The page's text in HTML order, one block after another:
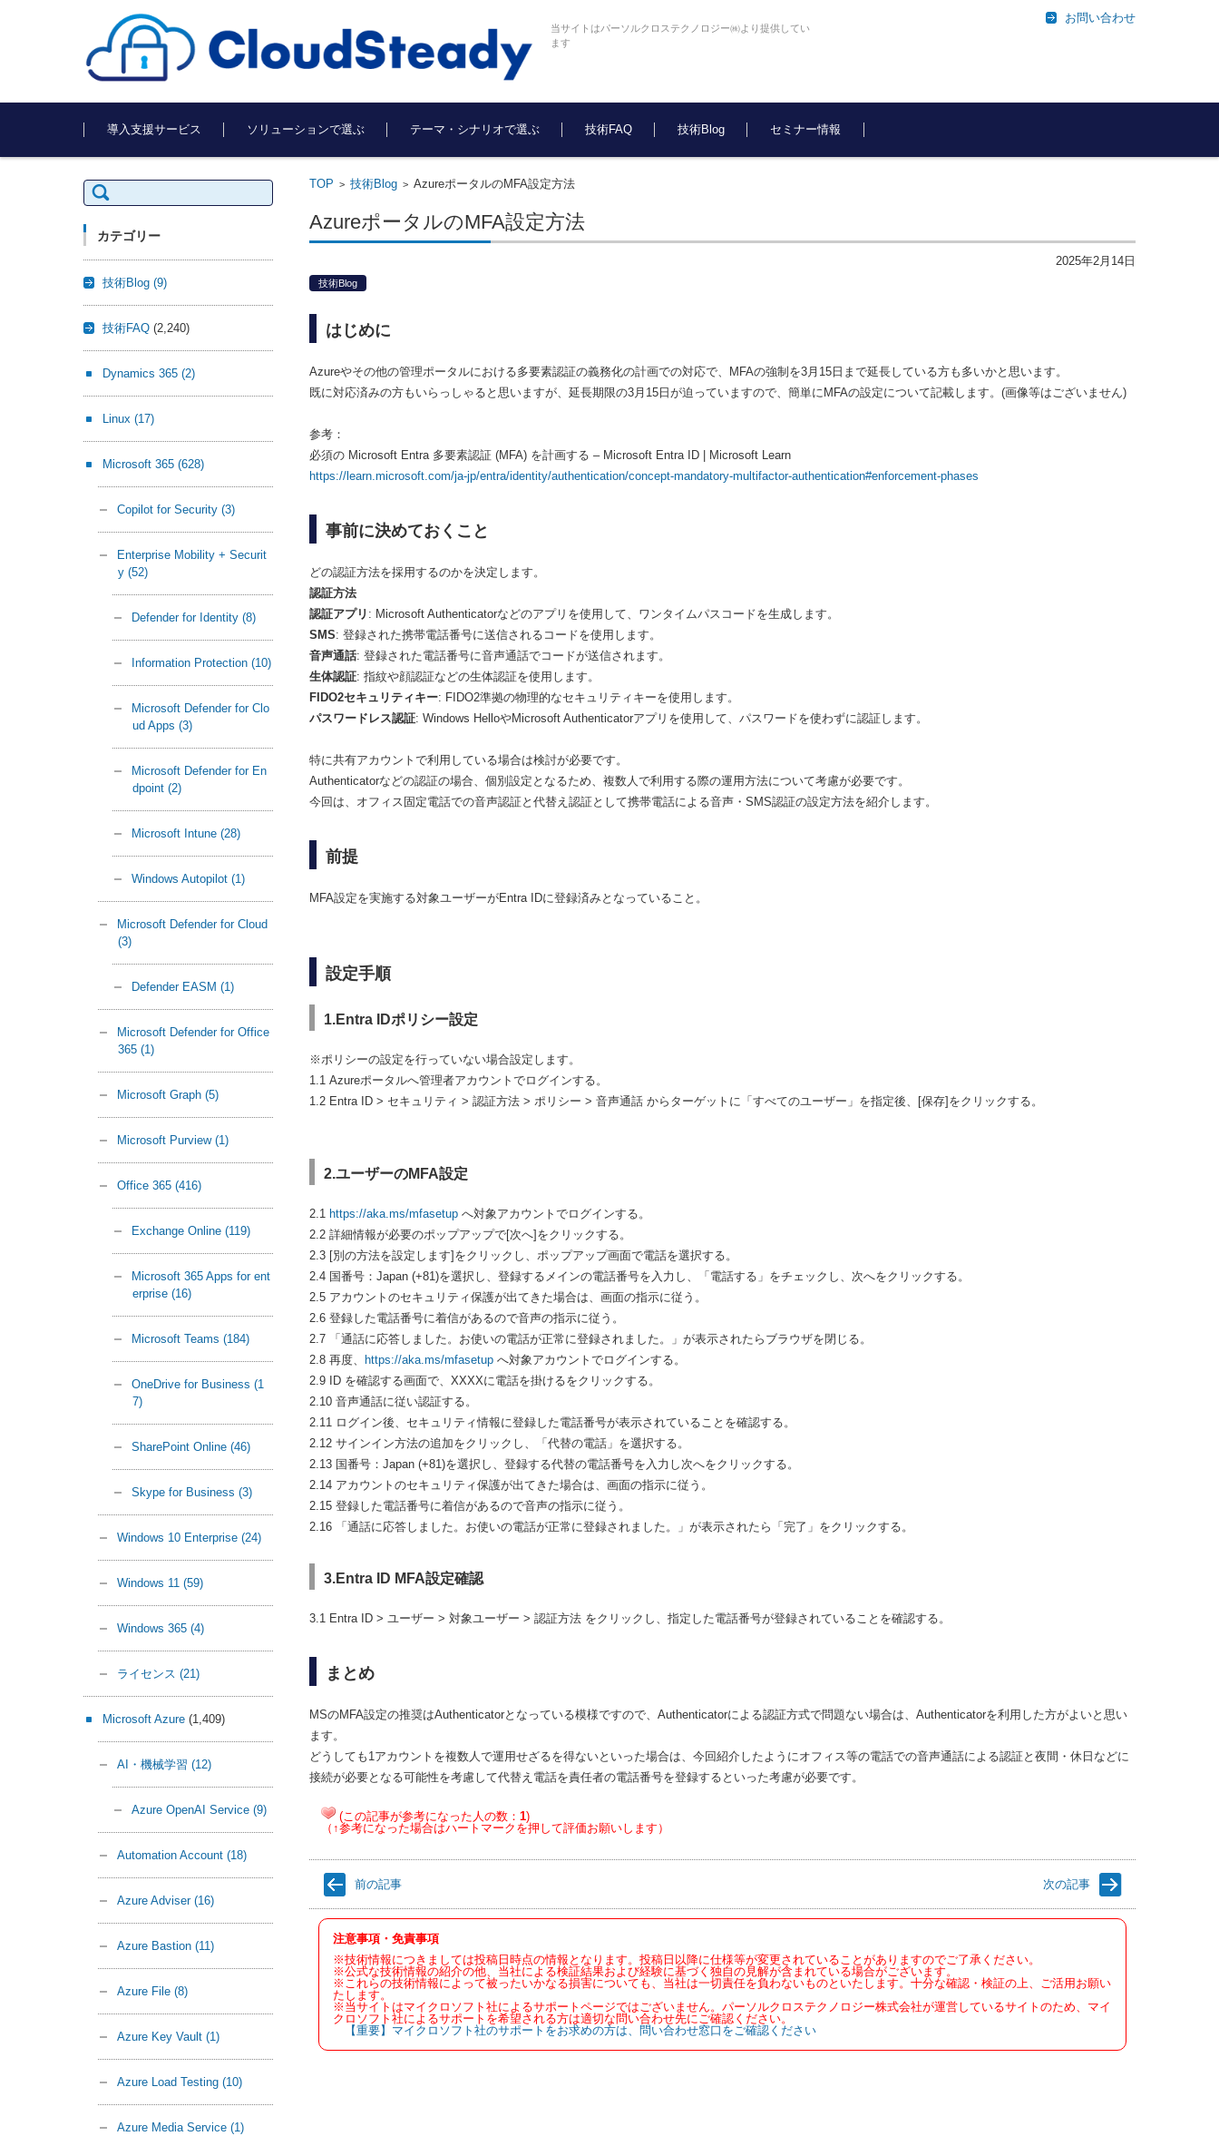
当サイトはパーソルクロステクノロジー㈱より提供してい
ます
お問い合わせ
コンテンツに移動
導入支援サービス
ソリューションで選ぶ テーマ・シナリオで選ぶ 技術FAQ 技術Blog セミナー情報
TOP > 技術Blog> AzureポータルのMFA設定方法
AzureポータルのMFA設定方法
2025年2月14日
技術Blog
はじめに
Azureやその他の管理ポータルにおける多要素認証の義務化の計画での対応で、MFAの強制を3月15日まで延長している方も多いかと思います。
既に対応済みの方もいらっしゃると思いますが、延長期限の3月15日が迫っていますので、簡単にMFAの設定について記載します。(画像等はございません)
参考：
必須の Microsoft Entra 多要素認証 (MFA) を計画する – Microsoft Entra ID | Microsoft Learn
https://learn.microsoft.com/ja-jp/entra/identity/authentication/concept-mandatory-multifactor-authentication#enforcement-phases
事前に決めておくこと
どの認証方法を採用するのかを決定します。
認証方法
認証アプリ : Microsoft Authenticatorなどのアプリを使用して、ワンタイムパスコードを生成します。
SMS: 登録された携帯電話番号に送信されるコードを使用します。
音声通話: 登録された電話番号に音声通話でコードが送信されます。
生体認証: 指紋や顔認証などの生体認証を使用します。
FIDO2セキュリティキー: FIDO2準拠の物理的なセキュリティキーを使用します。
パスワードレス認証: Windows HelloやMicrosoft Authenticatorアプリを使用して、パスワードを使わずに認証します。
特に共有アカウントで利用している場合は検討が必要です。
Authenticatorなどの認証の場合、個別設定となるため、複数人で利用する際の運用方法について考慮が必要です。
今回は、オフィス固定電話での音声認証と代替え認証として携帯電話による音声・SMS認証の設定方法を紹介します。
前提
MFA設定を実施する対象ユーザーがEntra IDに登録済みとなっていること。
設定手順
1.Entra IDポリシー設定
※ポリシーの設定を行っていない場合設定します。
1.1 Azureポータルへ管理者アカウントでログインする。
1.2 Entra ID > セキュリティ > 認証方法 > ポリシー > 音声通話 からターゲットに「すべてのユーザー」を指定後、[保存]をクリックする。
2.ユーザーのMFA設定
2.1 https://aka.ms/mfasetupへ対象アカウントでログインする。
2.2 詳細情報が必要のポップアップで[次へ]をクリックする。
2.3 [別の方法を設定します]をクリックし、ポップアップ画面で電話を選択する。
2.4 国番号：Japan (+81)を選択し、登録するメインの電話番号を入力し、「電話する」をチェックし、次へをクリックする。
2.5 アカウントのセキュリティ保護が出てきた場合は、画面の指示に従う。
2.6 登録した電話番号に着信があるので音声の指示に従う。
2.7 「通話に応答しました。お使いの電話が正常に登録されました。」が表示されたらブラウザを閉じる。
2.8 再度、
https://aka.ms/mfasetupへ対象アカウントでログインする。
2.9 ID を確認する画面で、XXXXに電話を掛けるをクリックする。
2.10 音声通話に従い認証する。
2.11 ログイン後、セキュリティ情報に登録した電話番号が表示されていることを確認する。
2.12 サインイン方法の追加をクリックし、「代替の電話」を選択する。
2.13 国番号：Japan (+81)を選択し、登録する代替の電話番号を入力し次へをクリックする。
2.14 アカウントのセキュリティ保護が出てきた場合は、画面の指示に従う。
2.15 登録した電話番号に着信があるので音声の指示に従う。
2.16 「通話に応答しました。お使いの電話が正常に登録されました。」が表示されたら「完了」をクリックする。
3.Entra ID MFA設定確認
3.1 Entra ID > ユーザー > 対象ユーザー > 認証方法 をクリックし、指定した電話番号が登録されていることを確認する。
まとめ
MSのMFA設定の推奨はAuthenticatorとなっている模様ですので、Authenticatorによる認証方式で問題ない場合は、Authenticatorを利用した方がよいと思い
ます。
どうしても1アカウントを複数人で運用せざるを得ないといった場合は、今回紹介したようにオフィス等の電話での音声通話による認証と夜間・休日などに
接続が必要となる可能性を考慮して代替え電話を責任者の電話番号を登録するといった考慮が必要です。
(この記事が参考になった人の数： 1)
（↑参考になった場合はハートマークを押して評価お願いします）
前の記事 次の記事
注意事項・免責事項
※技術情報につきましては投稿日時点の情報となります。投稿日以降に仕様等が変更されていることがありますのでご了承ください。
※公式な技術情報の紹介の他、当社による検証結果および経験に基づく独自の見解が含まれている場合がございます。
※これらの技術情報によって被ったいかなる損害についても、当社は一切責任を負わないものといたします。十分な確認・検証の上、ご活用お願い
たします。
※当サイトはマイクロソフト社によるサポートページではございません。パーソルクロステクノロジー株式会社が運営しているサイトのため、マイ
クロソフト社によるサポートを希望される方は適切な問い合わせ先にご確認ください。
【重要】マイクロソフト社のサポートをお求めの方は、問い合わせ窓口をご確認ください
検
索:
カテゴリー
技術Blog (9)
技術FAQ (2,240)
Dynamics 365 (2)
Linux (17)
Microsoft 365 (628)
Copilot for Security (3)
Enterprise Mobility + Securit
y (52)
Defender for Identity (8)
Information Protection (10)
Microsoft Defender for Clo
ud Apps (3)
Microsoft Defender for En
dpoint (2)
Microsoft Intune (28)
Windows Autopilot (1)
Microsoft Defender for Cloud
(3)
Defender EASM (1)
Microsoft Defender for Office
365 (1)
Microsoft Graph (5)
Microsoft Purview (1)
Office 365 (416)
Exchange Online (119)
Microsoft 365 Apps for ent
erprise (16)
Microsoft Teams (184)
OneDrive for Business (1
7)
SharePoint Online (46)
Skype for Business (3)
Windows 10 Enterprise (24)
Windows 11 (59)
Windows 365 (4)
ライセンス (21)
Microsoft Azure (1,409)
AI・機械学習 (12)
Azure OpenAI Service (9)
Automation Account (18)
Azure Adviser (16)
Azure Bastion (11)
Azure File (8)
Azure Key Vault (1)
Azure Load Testing (10)
Azure Media Service (1)